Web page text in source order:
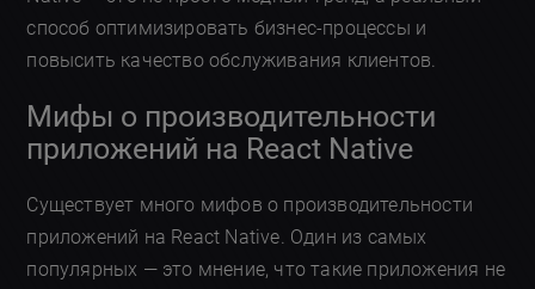
способ оптимизировать бизнес-процессы и
повысить качество обслуживания клиентов.
Мифы о производительности
приложений на React Native
Существует много мифов о производительности
приложений на React Native. Один из самых
популярных — это мнение, что такие приложения не